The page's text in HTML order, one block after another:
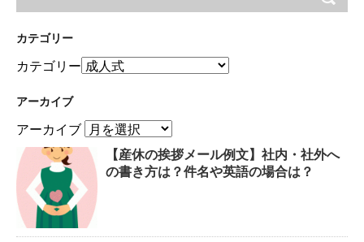
カテゴリー
カテゴリー
アーカイブ
アーカイブ
【産休の挨拶メール例文】社内・社外へ
の書き方は？件名や英語の場合は？